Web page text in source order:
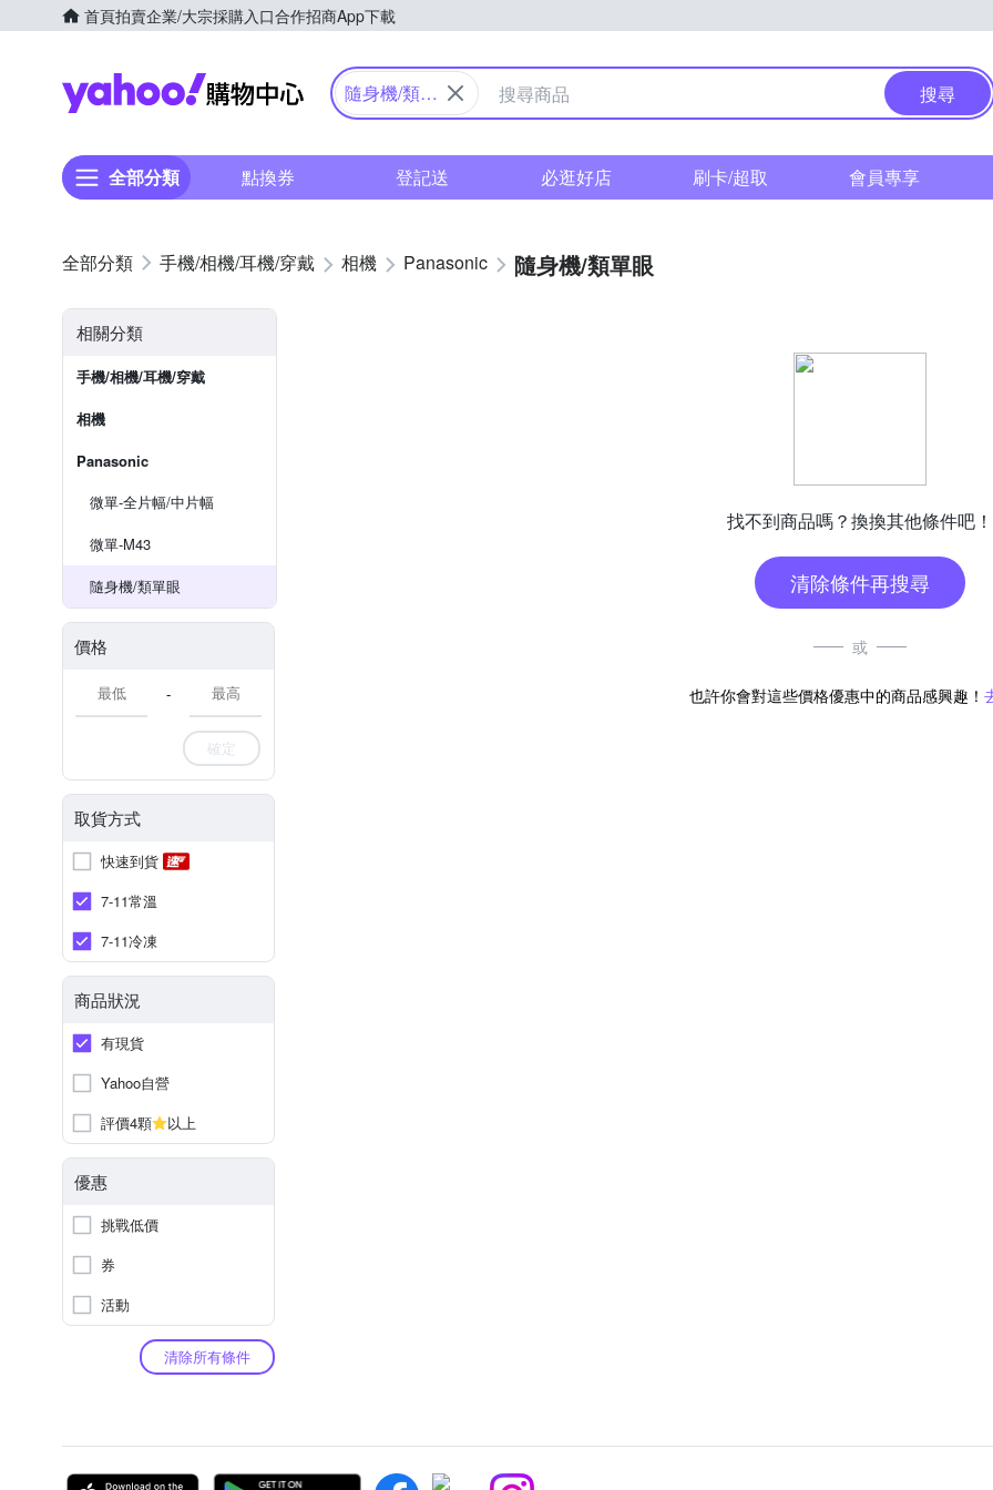
首頁拍賣企業/大宗採購入口合作招商App下載
Yahoo購物中心
隨身機/類單
搜尋
全部分類 點換券 登記送 必逛好店 刷卡/超取 會員專享
手機/相機/耳機/穿戴 相機 Panasonic 隨身機/類單眼
相關分類
手機/相機/耳機/穿戴
相機
Panasonic
微單-全片幅/中片幅
微單-M43
隨身機/類單眼
價格
-
確定
取貨方式
快速到貨
7-11常溫
7-11冷凍
商品狀況
有現貨
Yahoo自營
評價4顆
以上
優惠
挑戰低價
券
活動
清除所有條件
找不到商品嗎？換換其他條件吧！
清除條件再搜尋
或
也許你會對這些價格優惠中的商品感興趣！